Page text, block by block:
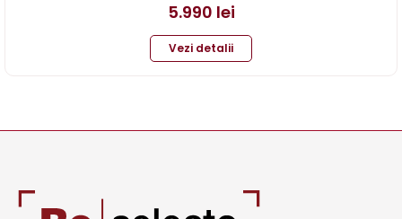
5.990 lei
Vezi detalii